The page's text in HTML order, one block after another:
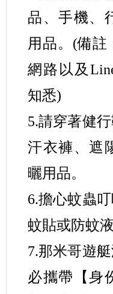
品、手機、
用品。(備註
網路以及
知悉)
5.請穿著健
汗衣褲、遮
曬用品。
6.擔心蚊蟲
蚊貼或防蚊液
7.那米哥遊
必攜帶【身